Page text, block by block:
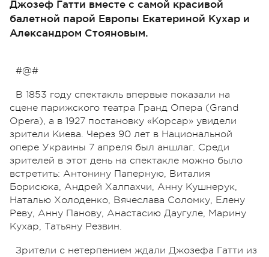
Джозеф Гатти вместе с самой красивой
балетной парой Европы Екатериной Кухар и
Александром Стояновым.
#@#
В 1853 году спектакль впервые показали на
сцене парижского театра Гранд Опера (Grand
Opera), а в 1927 постановку «Корсар» увидели
зрители Киева. Через 90 лет в Национальной
опере Украины 7 апреля был аншлаг. Среди
зрителей в этот день на спектакле можно было
встретить: Антонину Паперную, Виталия
Борисюка, Андрей Халпахчи, Анну Кушнерук,
Наталью Холоденко, Вячеслава Соломку, Елену
Реву, Анну Панову, Анастасию Даугуле, Марину
Кухар, Татьяну Резвин.
Зрители с нетерпением ждали Джозефа Гатти из